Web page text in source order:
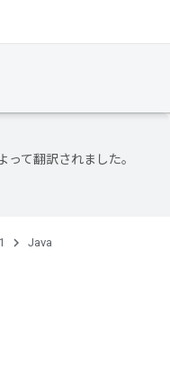
って翻訳されました。
Java